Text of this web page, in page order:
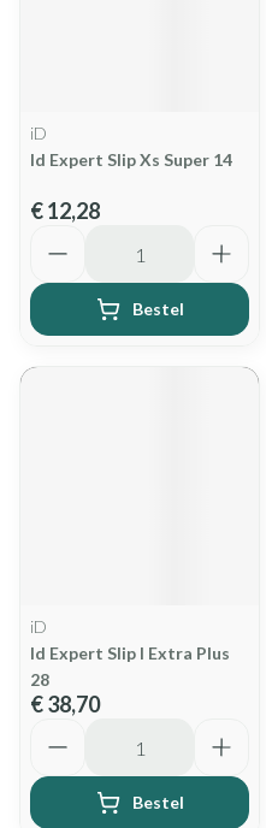
iD
Id Expert Slip Xs Super 14
€ 12,28
Bestel
iD
Id Expert Slip l Extra Plus
28
€ 38,70
Bestel